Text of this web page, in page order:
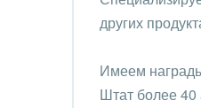
Внедрение
Внедрение для
гос.организаций
других
Имеем
Штат более 40